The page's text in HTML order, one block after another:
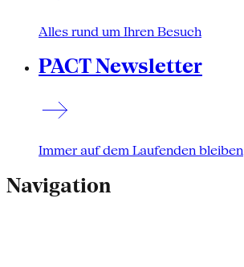
Alles rund um Ihren Besuch
PACT Newsletter
Immer auf dem Laufenden bleiben
Navigation